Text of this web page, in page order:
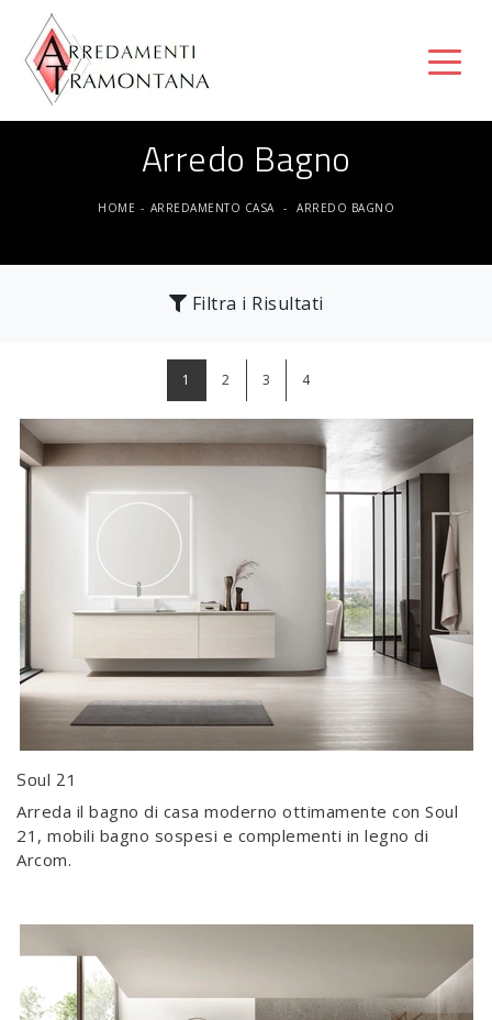
Arredo Bagno
HOME - ARREDAMENTO CASA - ARREDO BAGNO
Filtra i Risultati
1 2 3 4
Soul 21
Arreda il bagno di casa moderno ottimamente con Soul
21, mobili bagno sospesi e complementi in legno di
Arcom.